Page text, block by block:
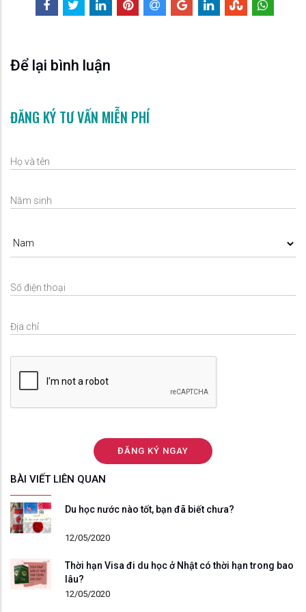
Để lại bình luận
ĐĂNG KÝ TƯ VẤN MIỄN PHÍ
BÀI VIẾT LIÊN QUAN
Du học nước nào tốt, bạn đã biết chưa?
12/05/2020
Thời hạn Visa đi du học ở Nhật có thời hạn trong bao
lâu?
12/05/2020